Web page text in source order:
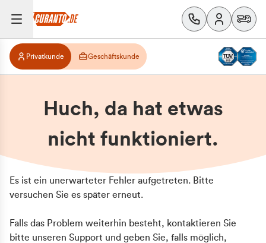
Privatkunde Geschäftskunde
Huch, da hat etwas
nicht funktioniert.
Es ist ein unerwarteter Fehler aufgetreten. Bitte
versuchen Sie es später erneut.
Falls das Problem weiterhin besteht, kontaktieren Sie
bitte unseren Support und geben Sie, falls möglich,